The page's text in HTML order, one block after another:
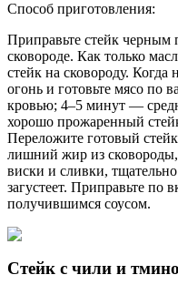
Способ приготовления:
Приправьте стейк черным
сковороде. Как только
стейк на сковороду. Когда
огонь и готовьте мясо
кровью; 4–5 минут —
хорошо прожаренный
Переложите готовый
лишний жир из сковороды,
виски и сливки,
загустеет. Приправьте по
получившимся соусом.
Стейк с чили и